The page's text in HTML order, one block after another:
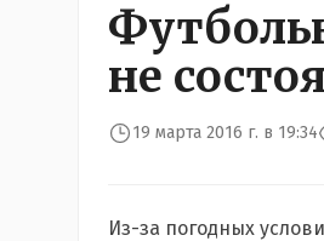
не
19 марта 2016 г. в 19:34
Из-за погодных